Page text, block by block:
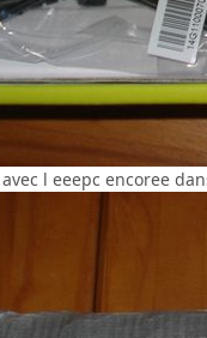
l eeepc encoree